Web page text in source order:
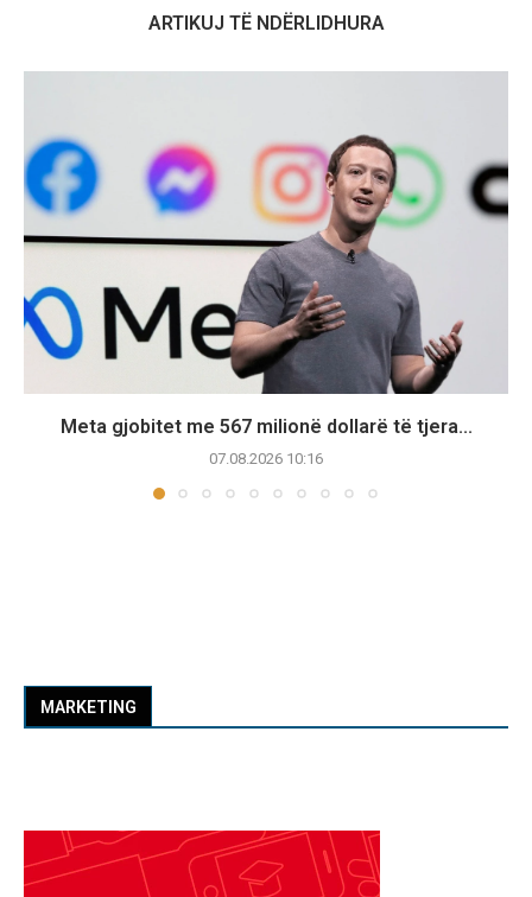
ARTIKUJ TË NDËRLIDHURA
Meta gjobitet me 567 milionë dollarë të tjera...
07.08.2026 10:16
MARKETING